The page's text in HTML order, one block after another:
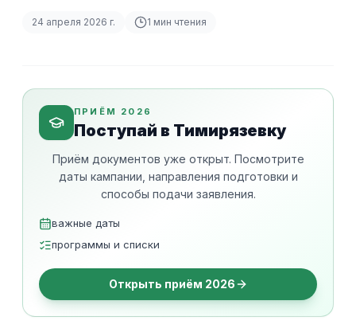
24 апреля 2026 г. 1 мин чтения
ПРИЁМ 2026
Поступай в Тимирязевку
Приём документов уже открыт. Посмотрите
даты кампании, направления подготовки и
способы подачи заявления.
важные даты
программы и списки
Открыть приём 2026